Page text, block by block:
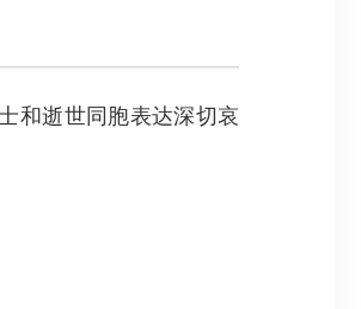
和逝世同胞表达深切哀